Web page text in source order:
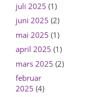
juli 2025 (1)
juni 2025 (2)
mai 2025 (1)
april 2025 (1)
mars 2025 (2)
februar
2025 (4)